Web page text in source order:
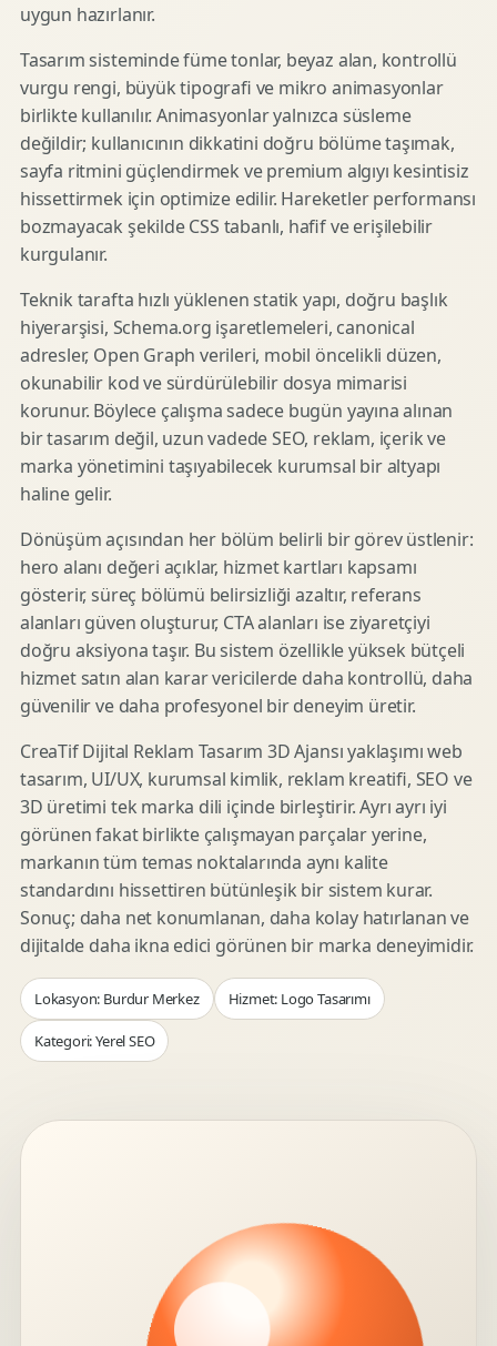
uygun hazırlanır.
Tasarım sisteminde füme tonlar, beyaz alan, kontrollü
vurgu rengi, büyük tipografi ve mikro animasyonlar
birlikte kullanılır. Animasyonlar yalnızca süsleme
değildir; kullanıcının dikkatini doğru bölüme taşımak,
sayfa ritmini güçlendirmek ve premium algıyı kesintisiz
hissettirmek için optimize edilir. Hareketler performansı
bozmayacak şekilde CSS tabanlı, hafif ve erişilebilir
kurgulanır.
Teknik tarafta hızlı yüklenen statik yapı, doğru başlık
hiyerarşisi, Schema.org işaretlemeleri, canonical
adresler, Open Graph verileri, mobil öncelikli düzen,
okunabilir kod ve sürdürülebilir dosya mimarisi
korunur. Böylece çalışma sadece bugün yayına alınan
bir tasarım değil, uzun vadede SEO, reklam, içerik ve
marka yönetimini taşıyabilecek kurumsal bir altyapı
haline gelir.
Dönüşüm açısından her bölüm belirli bir görev üstlenir:
hero alanı değeri açıklar, hizmet kartları kapsamı
gösterir, süreç bölümü belirsizliği azaltır, referans
alanları güven oluşturur, CTA alanları ise ziyaretçiyi
doğru aksiyona taşır. Bu sistem özellikle yüksek bütçeli
hizmet satın alan karar vericilerde daha kontrollü, daha
güvenilir ve daha profesyonel bir deneyim üretir.
CreaTif Dijital Reklam Tasarım 3D Ajansı yaklaşımı web
tasarım, UI/UX, kurumsal kimlik, reklam kreatifi, SEO ve
3D üretimi tek marka dili içinde birleştirir. Ayrı ayrı iyi
görünen fakat birlikte çalışmayan parçalar yerine,
markanın tüm temas noktalarında aynı kalite
standardını hissettiren bütünleşik bir sistem kurar.
Sonuç; daha net konumlanan, daha kolay hatırlanan ve
dijitalde daha ikna edici görünen bir marka deneyimidir.
Lokasyon: Burdur Merkez Hizmet: Logo Tasarımı
Kategori: Yerel SEO